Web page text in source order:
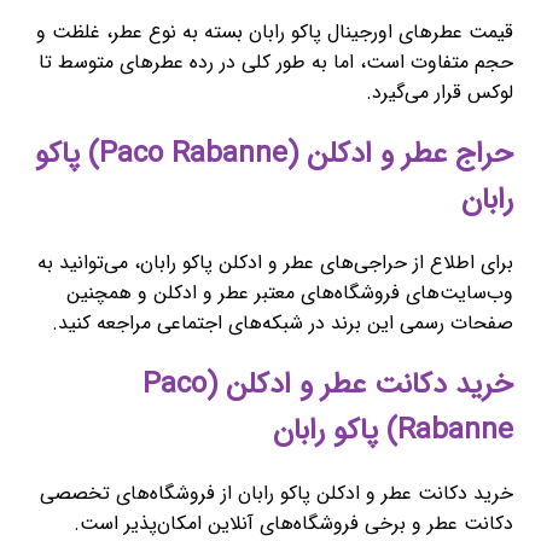
قیمت عطرهای اورجینال پاکو رابان بسته به نوع عطر، غلظت و
حجم متفاوت است، اما به طور کلی در رده عطرهای متوسط تا
لوکس قرار می‌گیرد.
حراج عطر و ادکلن (Paco Rabanne) پاکو
رابان
برای اطلاع از حراجی‌های عطر و ادکلن پاکو رابان، می‌توانید به
وب‌سایت‌های فروشگاه‌های معتبر عطر و ادکلن و همچنین
صفحات رسمی این برند در شبکه‌های اجتماعی مراجعه کنید.
خرید دکانت عطر و ادکلن (Paco
Rabanne) پاکو رابان
خرید دکانت عطر و ادکلن پاکو رابان از فروشگاه‌های تخصصی
دکانت عطر و برخی فروشگاه‌های آنلاین امکان‌پذیر است.